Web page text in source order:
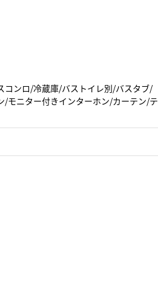
ンロ/冷蔵庫/バストイレ別/バスタブ/
モニター付きインターホン/カーテン/テ